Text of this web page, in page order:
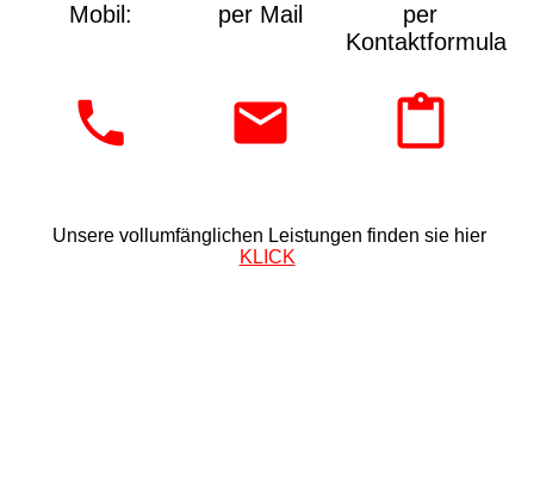
Mobil: per Mail
per
Kontaktformular:
Unsere vollumfänglichen Leistungen finden sie hier
KLICK